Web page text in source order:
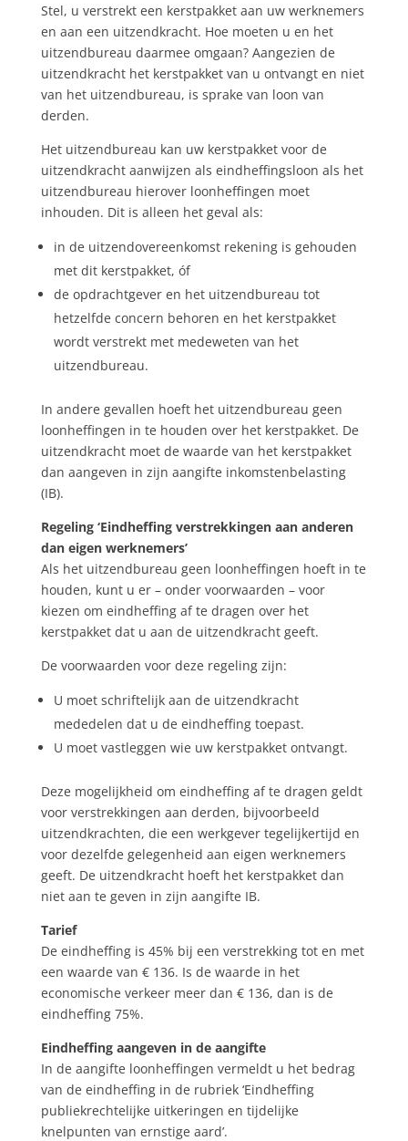
Stel, u verstrekt een kerstpakket aan uw werknemers
en aan een uitzendkracht. Hoe moeten u en het
uitzendbureau daarmee omgaan? Aangezien de
uitzendkracht het kerstpakket van u ontvangt en niet
van het uitzendbureau, is sprake van loon van
derden.
Het uitzendbureau kan uw kerstpakket voor de
uitzendkracht aanwijzen als eindheffingsloon als het
uitzendbureau hierover loonheffingen moet
inhouden. Dit is alleen het geval als:
in de uitzendovereenkomst rekening is gehouden
met dit kerstpakket, óf
de opdrachtgever en het uitzendbureau tot
hetzelfde concern behoren en het kerstpakket
wordt verstrekt met medeweten van het
uitzendbureau.
In andere gevallen hoeft het uitzendbureau geen
loonheffingen in te houden over het kerstpakket. De
uitzendkracht moet de waarde van het kerstpakket
dan aangeven in zijn aangifte inkomstenbelasting
(IB).
Regeling ‘Eindheffing verstrekkingen aan anderen
dan eigen werknemers’
Als het uitzendbureau geen loonheffingen hoeft in te
houden, kunt u er – onder voorwaarden – voor
kiezen om eindheffing af te dragen over het
kerstpakket dat u aan de uitzendkracht geeft.
De voorwaarden voor deze regeling zijn:
U moet schriftelijk aan de uitzendkracht
mededelen dat u de eindheffing toepast.
U moet vastleggen wie uw kerstpakket ontvangt.
Deze mogelijkheid om eindheffing af te dragen geldt
voor verstrekkingen aan derden, bijvoorbeeld
uitzendkrachten, die een werkgever tegelijkertijd en
voor dezelfde gelegenheid aan eigen werknemers
geeft. De uitzendkracht hoeft het kerstpakket dan
niet aan te geven in zijn aangifte IB.
Tarief
De eindheffing is 45% bij een verstrekking tot en met
een waarde van € 136. Is de waarde in het
economische verkeer meer dan € 136, dan is de
eindheffing 75%.
Eindheffing aangeven in de aangifte
In de aangifte loonheffingen vermeldt u het bedrag
van de eindheffing in de rubriek ‘Eindheffing
publiekrechtelijke uitkeringen en tijdelijke
knelpunten van ernstige aard’.